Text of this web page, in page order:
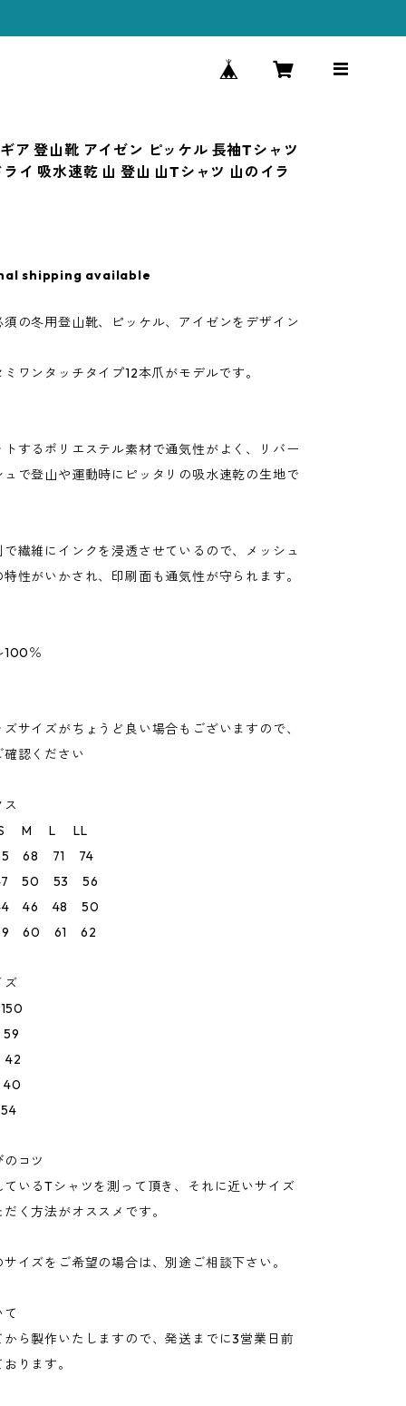
ア 登山靴 アイゼン ピッケル 長袖Tシャツ
イ 吸水速乾 山 登山 山Tシャツ 山のイラ
shipping available
の冬用登山靴、ピッケル、アイゼンをデザイン
ワンタッチタイプ12本爪がモデルです。
するポリエステル素材で通気性がよく、リバー
で登山や運動時にピッタリの吸水速乾の生地で
繊維にインクを浸透させているので、メッシュ
性がいかされ、印刷面も通気性が守られます。
100％
サイズがちょうど良い場合もございますので、
認ください
L LL
68 71 74
50 53 56
46 48 50
60 61 62
ズ
コツ
ているTシャツを測って頂き、それに近いサイズ
く方法がオススメです。
イズをご希望の場合は、別途ご相談下さい。
ら製作いたしますので、発送までに3営業日前
ります。